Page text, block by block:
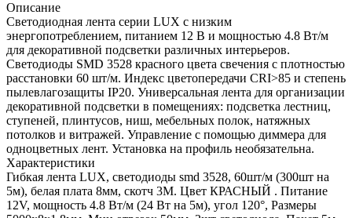
Описание
Светодиодная лента серии LUX с низким
энергопотреблением, питанием 12 В и мощностью 4.8 Вт/м
для декоративной подсветки различных интерьеров.
Светодиоды SMD 3528 красного цвета свечения с плотностью
расстановки 60 шт/м. Индекс цветопередачи CRI>85 и степень
пылевлагозащиты IP20. Универсальная лента для организации
декоративной подсветки в помещениях: подсветка лестниц,
ступеней, плинтусов, ниш, мебельных полок, натяжных
потолков и витражей. Управление с помощью диммера для
одноцветных лент. Установка на профиль необязательна.
Характеристики
Гибкая лента LUX, светодиоды smd 3528, 60шт/м (300шт на
5м), белая плата 8мм, скотч 3М. Цвет КРАСНЫЙ . Питание
12V, мощность 4.8 Вт/м (24 Вт на 5м), угол 120°, Размеры